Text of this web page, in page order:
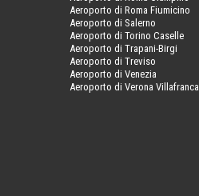
Aeroporto di Roma Fiumicino
Aeroporto di Salerno
Aeroporto di Torino Caselle
Aeroporto di Trapani-Birgi
Aeroporto di Treviso
Aeroporto di Venezia
Aeroporto di Verona Villafranca